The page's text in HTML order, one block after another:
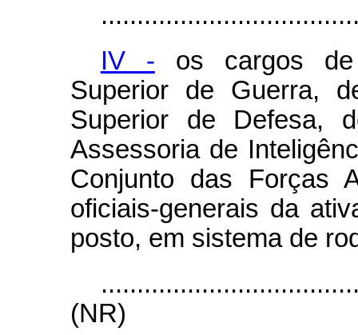
IV - os cargos de
Superior de Guerra,
Superior de Defesa,
Assessoria de
Conjunto das Forças
oficiais-generais da
posto, em sistema de
(NR)